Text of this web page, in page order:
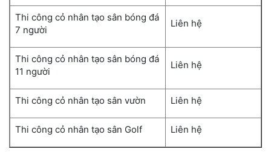
Thi công cỏ nhân tạo sân bóng đá
7 người
Liên hệ
Thi công cỏ nhân tạo sân bóng đá
11 người
Liên hệ
Thi công cỏ nhân tạo sân vườn Liên hệ
Thi công cỏ nhân tạo sân Golf Liên hệ